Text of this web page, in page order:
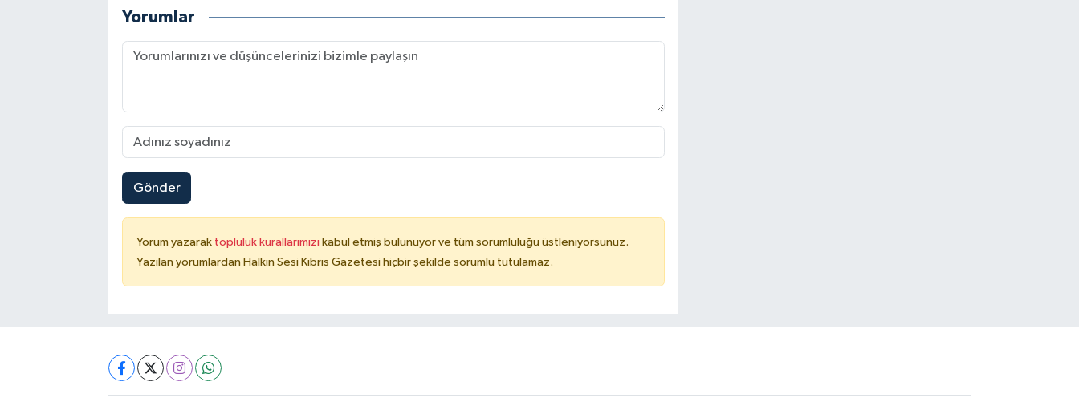
Yorumlar
Gönder
Yorum yazarak topluluk kurallarımızı kabul etmiş bulunuyor ve tüm sorumluluğu üstleniyorsunuz.
Yazılan yorumlardan Halkın Sesi Kıbrıs Gazetesi hiçbir şekilde sorumlu tutulamaz.